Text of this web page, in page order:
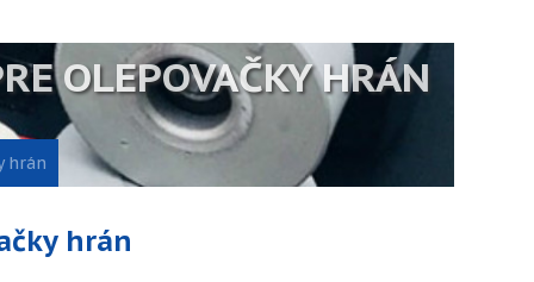
OLEPOVAČKY HRÁN
hrán
hrán